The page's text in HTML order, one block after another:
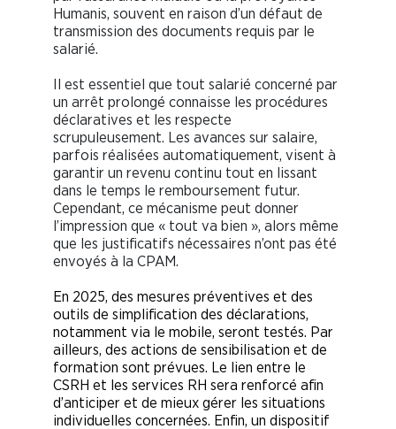
Humanis, souvent en raison d’un défaut de
transmission des documents requis par le
salarié.
Il est essentiel que tout salarié concerné par
un arrêt prolongé connaisse les procédures
déclaratives et les respecte
scrupuleusement. Les avances sur salaire,
parfois réalisées automatiquement, visent à
garantir un revenu continu tout en lissant
dans le temps le remboursement futur.
Cependant, ce mécanisme peut donner
l’impression que « tout va bien », alors même
que les justificatifs nécessaires n’ont pas été
envoyés à la CPAM.
En 2025, des mesures préventives et des
outils de simplification des déclarations,
notamment via le mobile, seront testés. Par
ailleurs, des actions de sensibilisation et de
formation sont prévues. Le lien entre le
CSRH et les services RH sera renforcé afin
d’anticiper et de mieux gérer les situations
individuelles concernées. Enfin, un dispositif